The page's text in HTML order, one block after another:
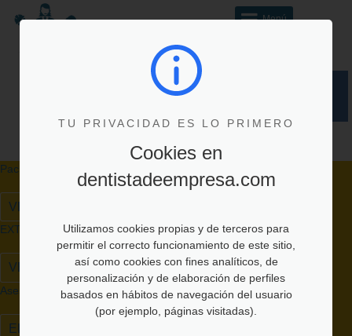
TU PRIVACIDAD ES LO PRIMERO
Cookies en
dentistadeempresa.com
Utilizamos cookies propias y de terceros para
permitir el correcto funcionamiento de este sitio,
así como cookies con fines analíticos, de
personalización y de elaboración de perfiles
basados en hábitos de navegación del usuario
(por ejemplo, páginas visitadas).
Menú
Acceso de Empleados
Quiénes somos
Contacto
Pack seis carillas dentales de composite
VER PROMOCIÓN
EXTRACCIÓN MUELA DEL JUICIO
VER PROMOCIÓN
Asesoramiento online
ELEGIR CLÍNICA